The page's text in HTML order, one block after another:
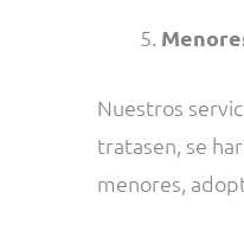
Nuestros
tratasen, se
menores,